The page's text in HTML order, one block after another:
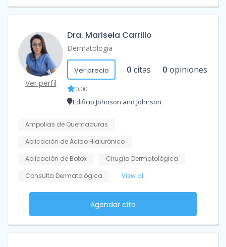
Ver perfil
Dra. Marisela Carrillo
Dermatología
Ver precio 0 citas 0 opiniones
0.00
Edificio Johnson and Johnson
Ampollas de Quemaduras
Aplicación de Ácido Hialurónico
Aplicación de Botox
Cirugía Dermatológica
Consulta Dermatológica
View all
Agendar cita